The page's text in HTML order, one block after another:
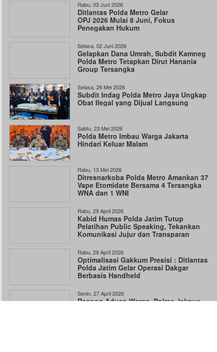
Rabu, 03 Juni 2026
Ditlantas Polda Metro Gelar
OPJ 2026 Mulai 8 Juni, Fokus
Penegakan Hukum
Selasa, 02 Juni 2026
Gelapkan Dana Umrah, Subdit Kamneg
Polda Metro Tetapkan Dirut Hanania
Group Tersangka
Selasa, 26 Mei 2026
Subdit Indag Polda Metro Jaya Ungkap
Obat Ilegal yang Dijual Langsung
Sabtu, 23 Mei 2026
Polda Metro Imbau Warga Jakarta
Hindari Keluar Malam
Rabu, 13 Mei 2026
Ditresnarkoba Polda Metro Amankan 37
Vape Etomidate Bersama 4 Tersangka
WNA dan 1 WNI
Rabu, 29 April 2026
Kabid Humas Polda Jatim Tutup
Pelatihan Public Speaking, Tekankan
Komunikasi Jujur dan Transparan
Rabu, 29 April 2026
Optimalisasi Gakkum Presisi : Ditlantas
Polda Jatim Gelar Operasi Dakgar
Berbasis Handheld
Senin, 27 April 2026
Respon Aduan Warga, Polres Jakpus